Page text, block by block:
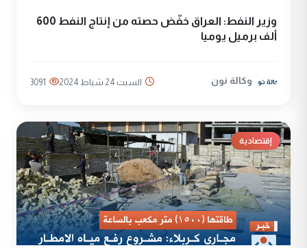
وزير النفط: العراق خفّض حصته من إنتاج النفط 600
ألف برميل يوميا
وكالة نون السبت 24 شباط 2024 3091
إقتصادية